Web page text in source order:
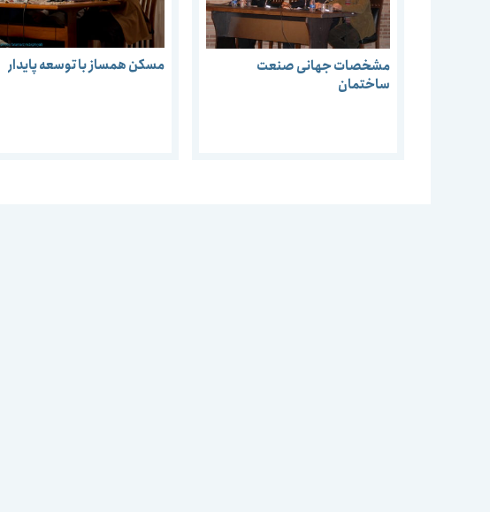
مشخصات جهانی صنعت
ساختمان
مسکن همساز با توسعه پایدار